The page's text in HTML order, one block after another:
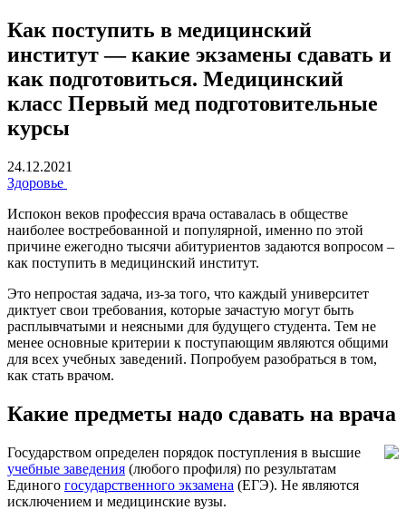
Как поступить в медицинский
институт — какие экзамены сдавать и
как подготовиться. Медицинский
класс Первый мед подготовительные
курсы
24.12.2021
Здоровье
Испокон веков профессия врача оставалась в обществе
наиболее востребованной и популярной, именно по этой
причине ежегодно тысячи абитуриентов задаются вопросом –
как поступить в медицинский институт.
Это непростая задача, из-за того, что каждый университет
диктует свои требования, которые зачастую могут быть
расплывчатыми и неясными для будущего студента. Тем не
менее основные критерии к поступающим являются общими
для всех учебных заведений. Попробуем разобраться в том,
как стать врачом.
Какие предметы надо сдавать на врача
Государством определен порядок поступления в высшие
учебные заведения (любого профиля) по результатам
Единого государственного экзамена (ЕГЭ). Не являются
исключением и медицинские вузы.